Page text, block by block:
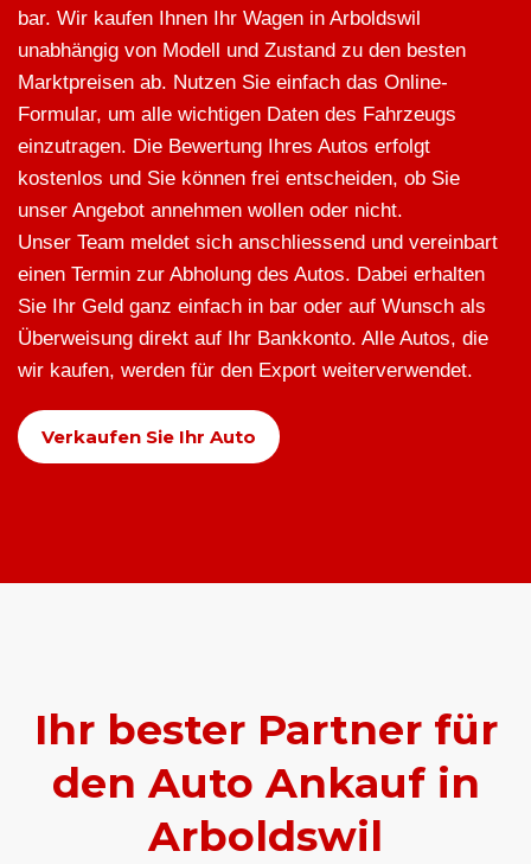
bar. Wir kaufen Ihnen Ihr Wagen in Arboldswil
unabhängig von Modell und Zustand zu den besten
Marktpreisen ab. Nutzen Sie einfach das Online-
Formular, um alle wichtigen Daten des Fahrzeugs
einzutragen. Die Bewertung Ihres Autos erfolgt
kostenlos und Sie können frei entscheiden, ob Sie
unser Angebot annehmen wollen oder nicht.
Unser Team meldet sich anschliessend und vereinbart
einen Termin zur Abholung des Autos. Dabei erhalten
Sie Ihr Geld ganz einfach in bar oder auf Wunsch als
Überweisung direkt auf Ihr Bankkonto. Alle Autos, die
wir kaufen, werden für den Export weiterverwendet.
Verkaufen Sie Ihr Auto
Ihr bester Partner für
den Auto Ankauf in
Arboldswil